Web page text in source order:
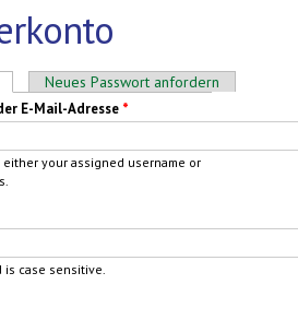
(aktiver Reiter)
Neues Passwort anfordern
E-Mail-Adresse *
your assigned username or
case sensitive.